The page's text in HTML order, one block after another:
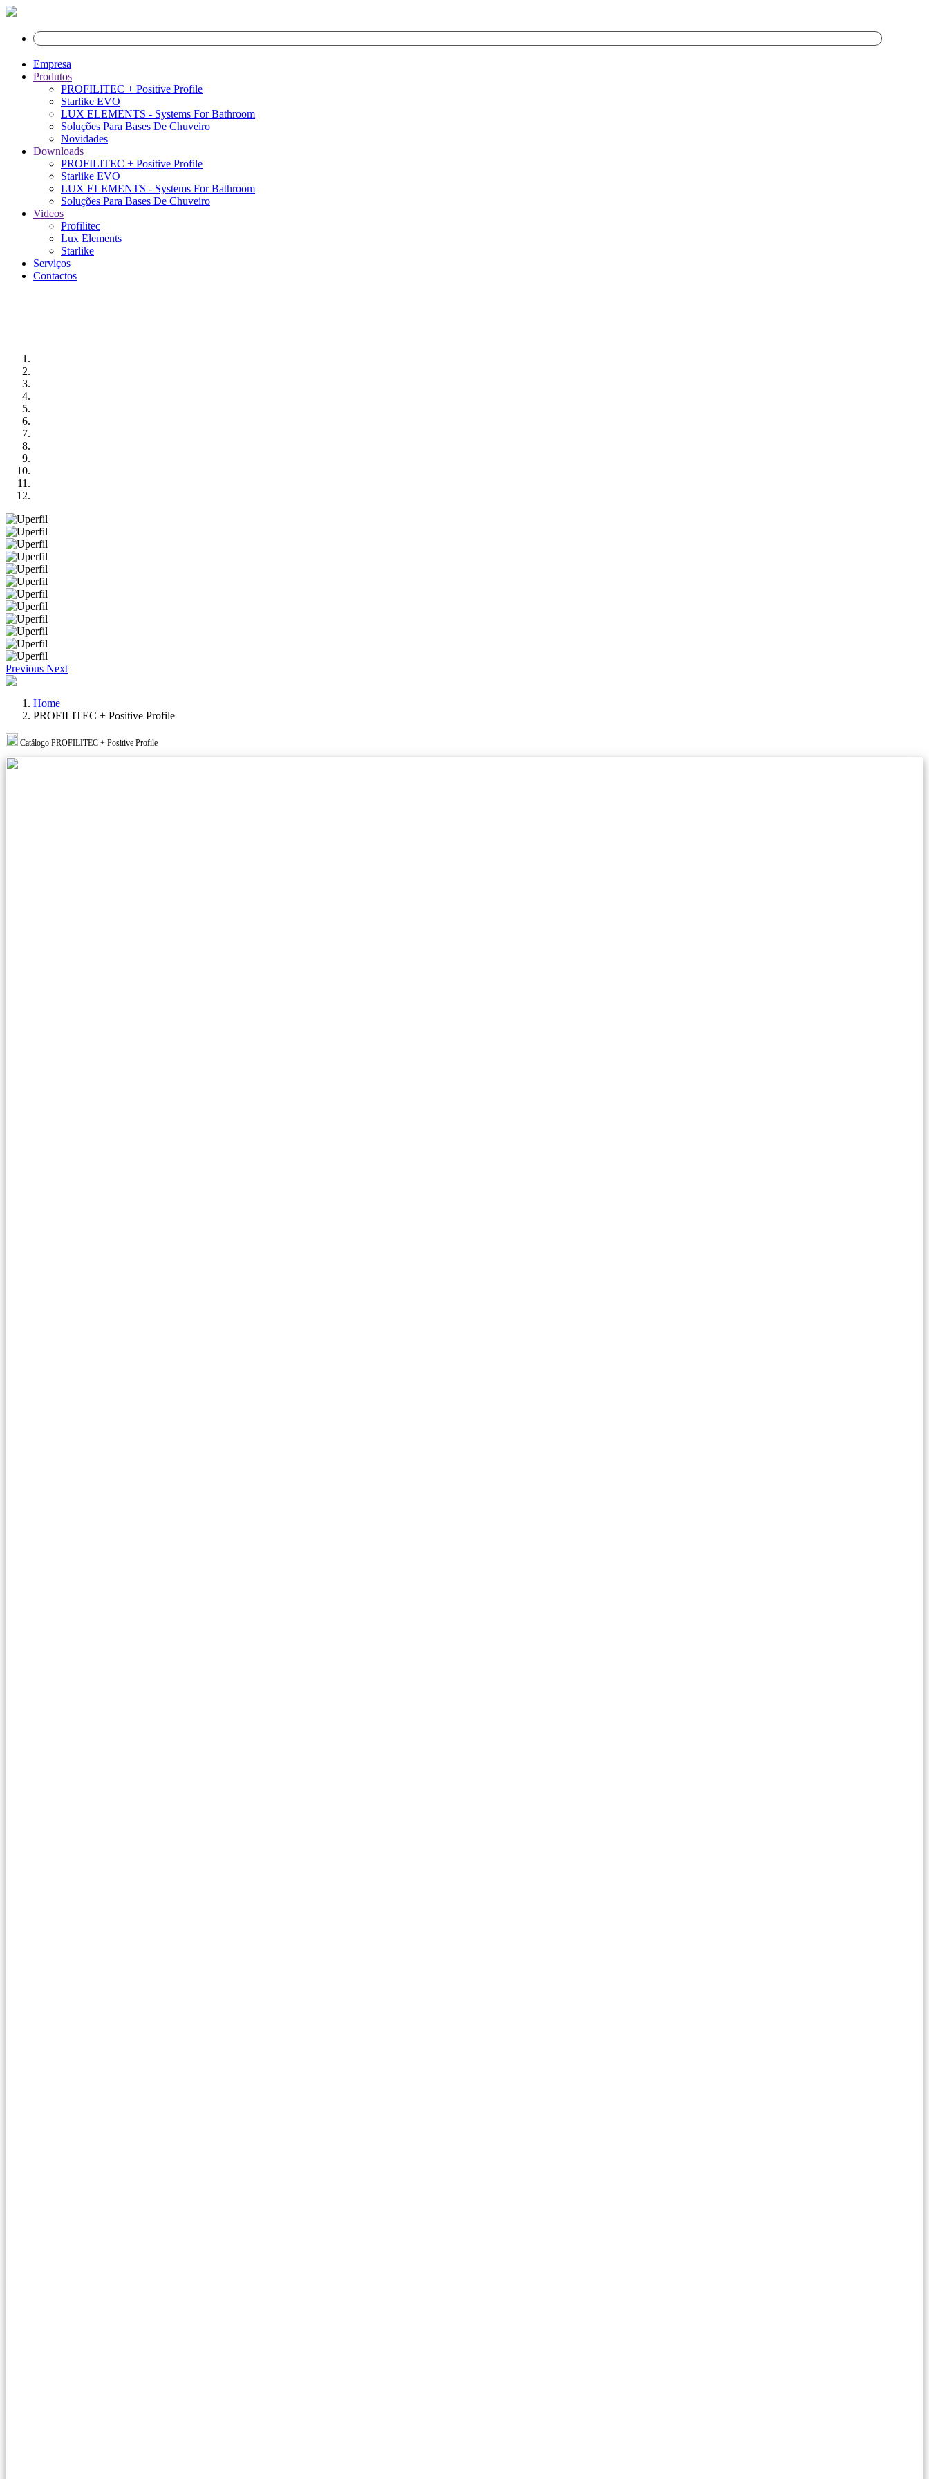
Empresa
Produtos
PROFILITEC + Positive Profile
Starlike EVO
LUX ELEMENTS - Systems For Bathroom
Soluções Para Bases De Chuveiro
Novidades
Downloads
PROFILITEC + Positive Profile
Starlike EVO
LUX ELEMENTS - Systems For Bathroom
Soluções Para Bases De Chuveiro
Videos
Profilitec
Lux Elements
Starlike
Serviços
Contactos
Previous Next
Home
PROFILITEC + Positive Profile
Catálogo PROFILITEC + Positive Profile